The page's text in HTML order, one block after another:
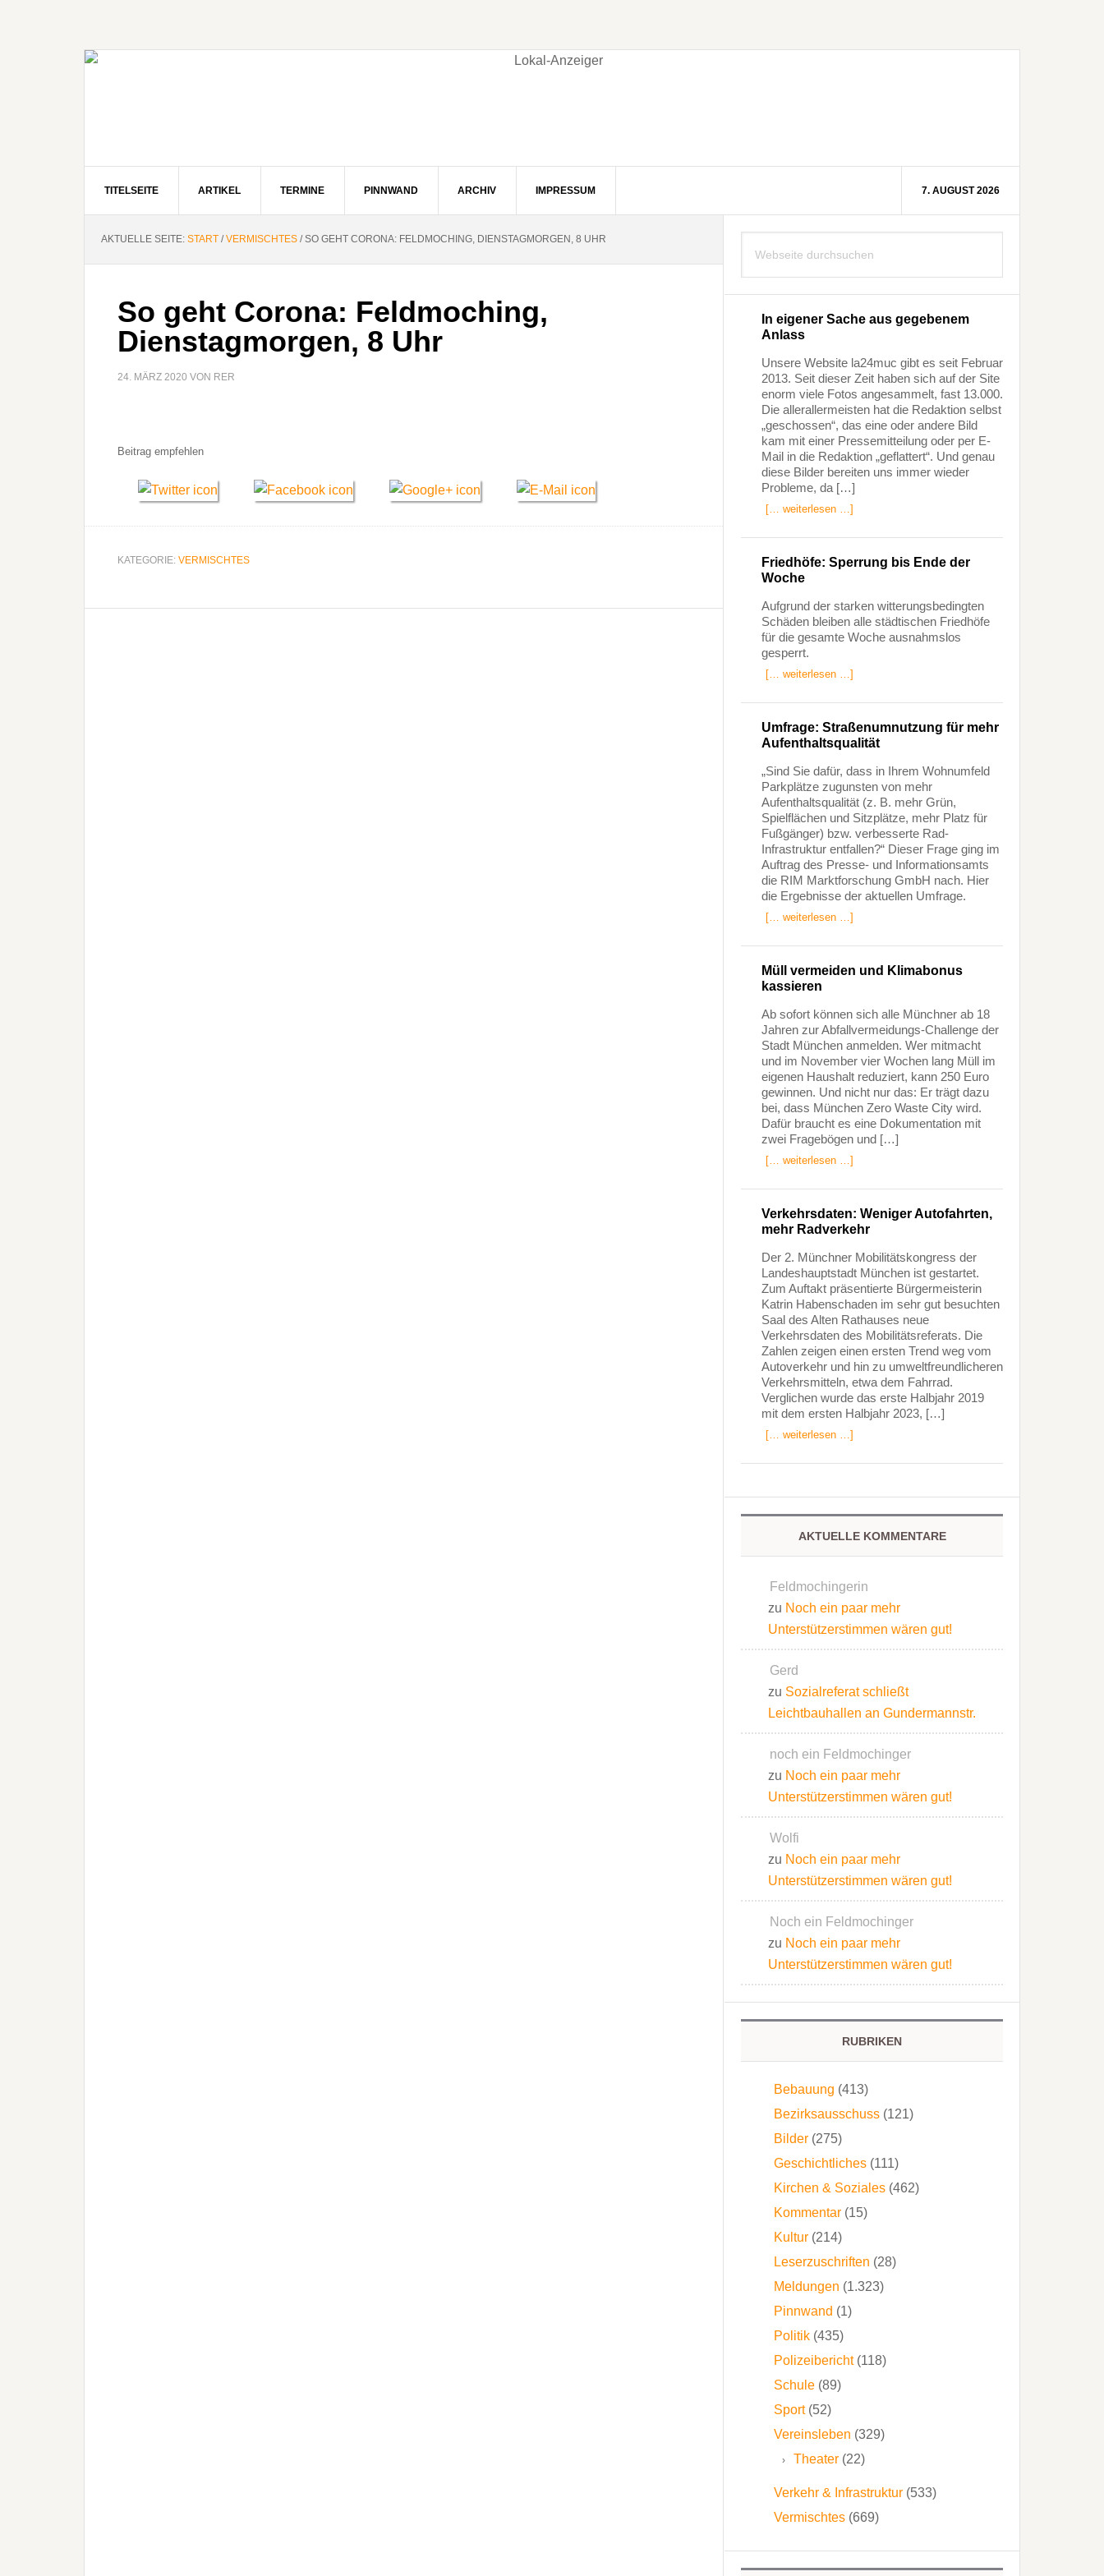
TITELSEITE ARTIKEL TERMINE PINNWAND ARCHIV IMPRESSUM 7. AUGUST 2026
AKTUELLE SEITE: START / VERMISCHTES /SO GEHT CORONA: FELDMOCHING, DIENSTAGMORGEN, 8 UHR
So geht Corona: Feldmoching,
Dienstagmorgen, 8 Uhr
24. MÄRZ 2020 VON RER
Beitrag empfehlen
KATEGORIE: VERMISCHTES
Seitenspalte
durchsuchen
In eigener Sache aus gegebenem
Anlass
Unsere Website la24muc gibt es seit Februar
2013. Seit dieser Zeit haben sich auf der Site
enorm viele Fotos angesammelt, fast 13.000.
Die allerallermeisten hat die Redaktion selbst
„geschossen“, das eine oder andere Bild
kam mit einer Pressemitteilung oder per E-
Mail in die Redaktion „geflattert“. Und genau
diese Bilder bereiten uns immer wieder
Probleme, da […]
[… weiterlesen …]
Friedhöfe: Sperrung bis Ende der
Woche
Aufgrund der starken witterungsbedingten
Schäden bleiben alle städtischen Friedhöfe
für die gesamte Woche ausnahmslos
gesperrt.
[… weiterlesen …]
Umfrage: Straßenumnutzung für mehr
Aufenthaltsqualität
„Sind Sie dafür, dass in Ihrem Wohnumfeld
Parkplätze zugunsten von mehr
Aufenthaltsqualität (z. B. mehr Grün,
Spielflächen und Sitzplätze, mehr Platz für
Fußgänger) bzw. verbesserte Rad-
Infrastruktur entfallen?“ Dieser Frage ging im
Auftrag des Presse- und Informationsamts
die RIM Marktforschung GmbH nach. Hier
die Ergebnisse der aktuellen Umfrage.
[… weiterlesen …]
Müll vermeiden und Klimabonus
kassieren
Ab sofort können sich alle Münchner ab 18
Jahren zur Abfallvermeidungs-Challenge der
Stadt München anmelden. Wer mitmacht
und im November vier Wochen lang Müll im
eigenen Haushalt reduziert, kann 250 Euro
gewinnen. Und nicht nur das: Er trägt dazu
bei, dass München Zero Waste City wird.
Dafür braucht es eine Dokumentation mit
zwei Fragebögen und […]
[… weiterlesen …]
Verkehrsdaten: Weniger Autofahrten,
mehr Radverkehr
Der 2. Münchner Mobilitätskongress der
Landeshauptstadt München ist gestartet.
Zum Auftakt präsentierte Bürgermeisterin
Katrin Habenschaden im sehr gut besuchten
Saal des Alten Rathauses neue
Verkehrsdaten des Mobilitätsreferats. Die
Zahlen zeigen einen ersten Trend weg vom
Autoverkehr und hin zu umweltfreundlicheren
Verkehrsmitteln, etwa dem Fahrrad.
Verglichen wurde das erste Halbjahr 2019
mit dem ersten Halbjahr 2023, […]
[… weiterlesen …]
AKTUELLE KOMMENTARE
Feldmochingerin
zu Noch ein paar mehr
Unterstützerstimmen wären gut!
Gerd
zu Sozialreferat schließt
Leichtbauhallen an Gundermannstr.
noch ein Feldmochinger
zu Noch ein paar mehr
Unterstützerstimmen wären gut!
Wolfi
zu Noch ein paar mehr
Unterstützerstimmen wären gut!
Noch ein Feldmochinger
zu Noch ein paar mehr
Unterstützerstimmen wären gut!
RUBRIKEN
Bebauung (413)
Bezirksausschuss (121)
Bilder (275)
Geschichtliches (111)
Kirchen & Soziales (462)
Kommentar (15)
Kultur (214)
Leserzuschriften (28)
Meldungen (1.323)
Pinnwand (1)
Politik (435)
Polizeibericht(118)
Schule (89)
Sport(52)
Vereinsleben (329)
Theater (22)
Verkehr & Infrastruktur (533)
Vermischtes (669)